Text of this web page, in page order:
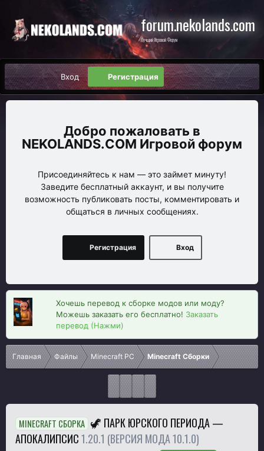
forum.nekolands.com
Лучший Игровой Форум
Вход Регистрация
NEKOLANDS.COM Игровой форум
Присоединяйтесь к нам — это займет минуту!
Заведите бесплатный аккаунт, и вы получите
возможность публиковать посты, комментировать и
общаться в личных сообщениях.
Вход
Регистрация
Хочешь перевод к сборке модов или моду?
Можешь заказать его бесплатно! Заказать
перевод (Нажми)
Главная Файлы Minecraft PC Minecraft Сборки
MINECRAFT СБОРКА 🦖 ПАРК ЮРСКОГО ПЕРИОДА —
АПОКАЛИПСИС1.20.1 (ВЕРСИЯ МОДА 10.1.0)